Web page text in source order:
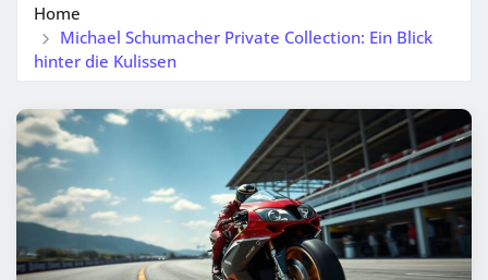
Home
Michael Schumacher Private Collection: Ein Blick
hinter die Kulissen